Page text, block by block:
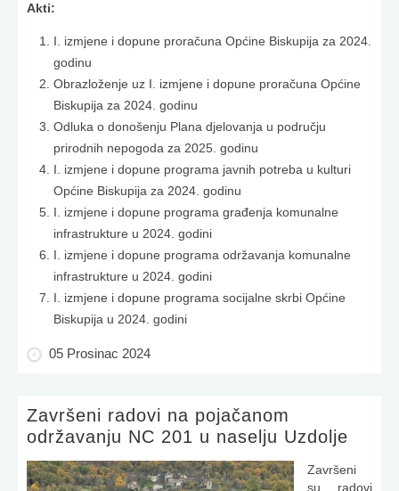
Akti:
I. izmjene i dopune proračuna Općine Biskupija za 2024.
godinu
Obrazloženje uz I. izmjene i dopune proračuna Općine
Biskupija za 2024. godinu
Odluka o donošenju Plana djelovanja u području
prirodnih nepogoda za 2025. godinu
I. izmjene i dopune programa javnih potreba u kulturi
Općine Biskupija za 2024. godinu
I. izmjene i dopune programa građenja komunalne
infrastrukture u 2024. godini
I. izmjene i dopune programa održavanja komunalne
infrastrukture u 2024. godini
I. izmjene i dopune programa socijalne skrbi Općine
Biskupija u 2024. godini
05 Prosinac 2024
Završeni radovi na pojačanom
održavanju NC 201 u naselju Uzdolje
Završeni
su radovi